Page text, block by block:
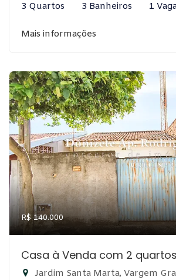
3 Quartos 3 Banheiros 1
Mais informações
R$ 140.000
Casa à Venda com 2
Jardim Santa Marta, Vargem